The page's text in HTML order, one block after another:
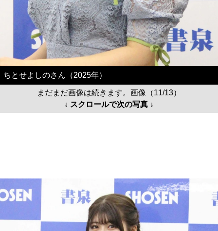
ちとせよしのさん（2025年）
まだまだ画像は続きます。画像（11/13）
↓ スクロールで次の写真 ↓